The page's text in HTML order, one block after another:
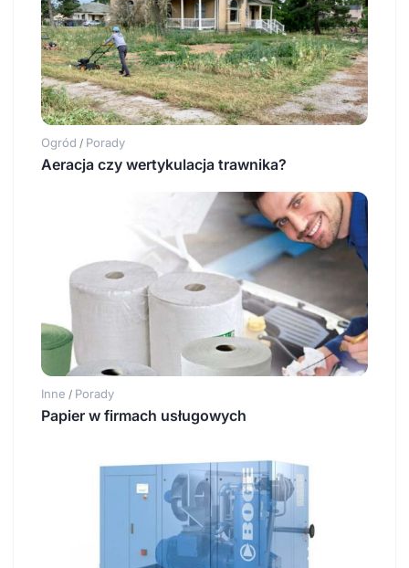
Ogród / Porady
Aeracja czy wertykulacja trawnika?
Inne / Porady
Papier w firmach usługowych